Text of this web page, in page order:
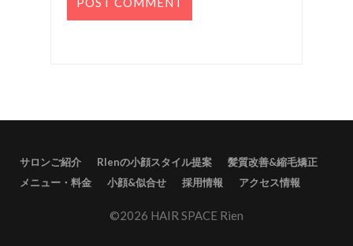
サロンご紹介 RIenの小顔スタイル提案
髪質改善&縮毛矯正
メニュー・料金
小顔&似合せ 採用情報 アクセス情報
©2026 HAIR SPACE Rien